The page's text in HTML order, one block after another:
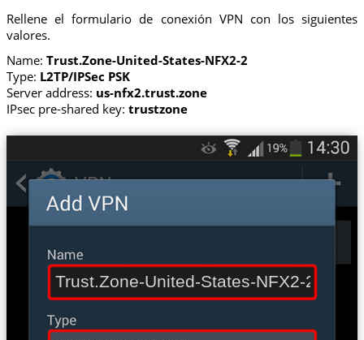
Rellene el formulario de conexión VPN con los siguientes
valores.
Name: Trust.Zone-United-States-NFX2-2
Type: L2TP/IPSec PSK
Server address: us-nfx2.trust.zone
IPsec pre-shared key: trustzone
Trust.Zone-United-States-NFX2-2